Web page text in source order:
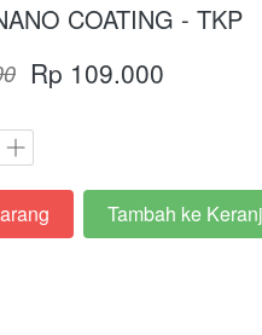
COATING - TKP
Rp 109.000
`
Tambah ke